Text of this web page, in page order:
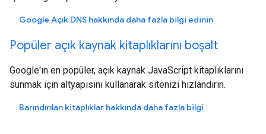
Google Açık DNS hakkında daha fazla bilgi edinin
Popüler açık kaynak kitaplıklarını boşalt
Google'ın en popüler, açık kaynak JavaScript kitaplıklarını
sunmak için altyapısını kullanarak sitenizi hızlandırın.
Barındırılan kitaplıklar hakkında daha fazla bilgi